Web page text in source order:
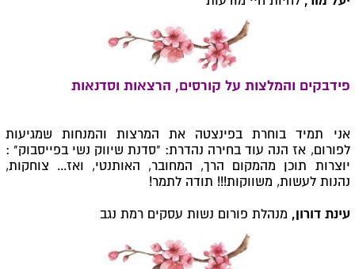
פידבקים והמלצות על קורסים, הרצאות וסדנאות
אני תמיד בוחרת בפינצטה את המרצות והמנחות שמגיעות
לפורום, אז הנה עוד בחירה נהדרת: "סדנת שיווק נשי בפייסבוק" :
יוצרות תוכן מהמקום הרך, המחובר, האותנטי, ואז... צוחקות,
נהנות לעשות, משווקות!!! תודה לתמר!
עינת דורון, מנהלת פורום נשות עסקים רמת נגב